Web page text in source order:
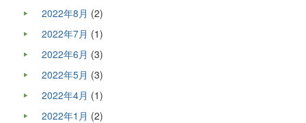
2022年8月 (2)
2022年7月 (1)
2022年6月 (3)
2022年5月 (3)
2022年4月 (1)
2022年1月 (2)